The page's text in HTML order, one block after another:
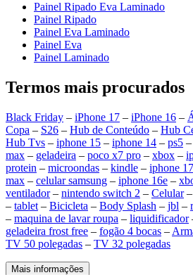
Painel Ripado Eva Laminado
Painel Ripado
Painel Eva Laminado
Painel Eva
Painel Laminado
Termos mais procurados
Black Friday – iPhone 17 – iPhone 16 –
Copa – S26 – Hub de Conteúdo – Hub
Hub Tvs – iphone 15 – iphone 14 – ps5 –
max – geladeira – poco x7 pro – xbox –
protein – microondas – kindle – iphone
max – celular samsung – iphone 16e –
ventilador– nintendo switch 2 – Celular–
– tablet – Bicicleta – Body Splash – jbl –
– maquina de lavar roupa – liquidificador
geladeira frost free – fogão 4 bocas –
TV 50 polegadas – TV 32 polegadas
Mais informações